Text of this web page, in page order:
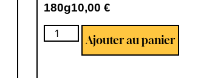
180g10,00 €
Ajouter au panier